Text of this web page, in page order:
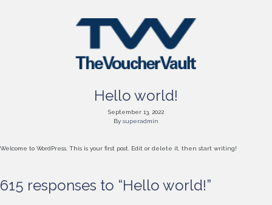
Hello world!
September 13, 2022
By superadmin
Welcome to WordPress. This is your first post. Edit or delete it, then start writing!
615 responses to “Hello world!”